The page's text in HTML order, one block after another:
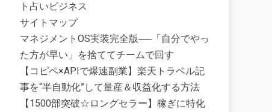
ト占いビジネス
サイトマップ
マネジメントOS実装完全版──「自分でやっ
た方が早い」を捨ててチームで回す
【コピペ×APIで爆速副業】楽天トラベル記
事を“半自動化”して量産＆収益化する方法
【1500部突破☆ロングセラー】稼ぎに特化